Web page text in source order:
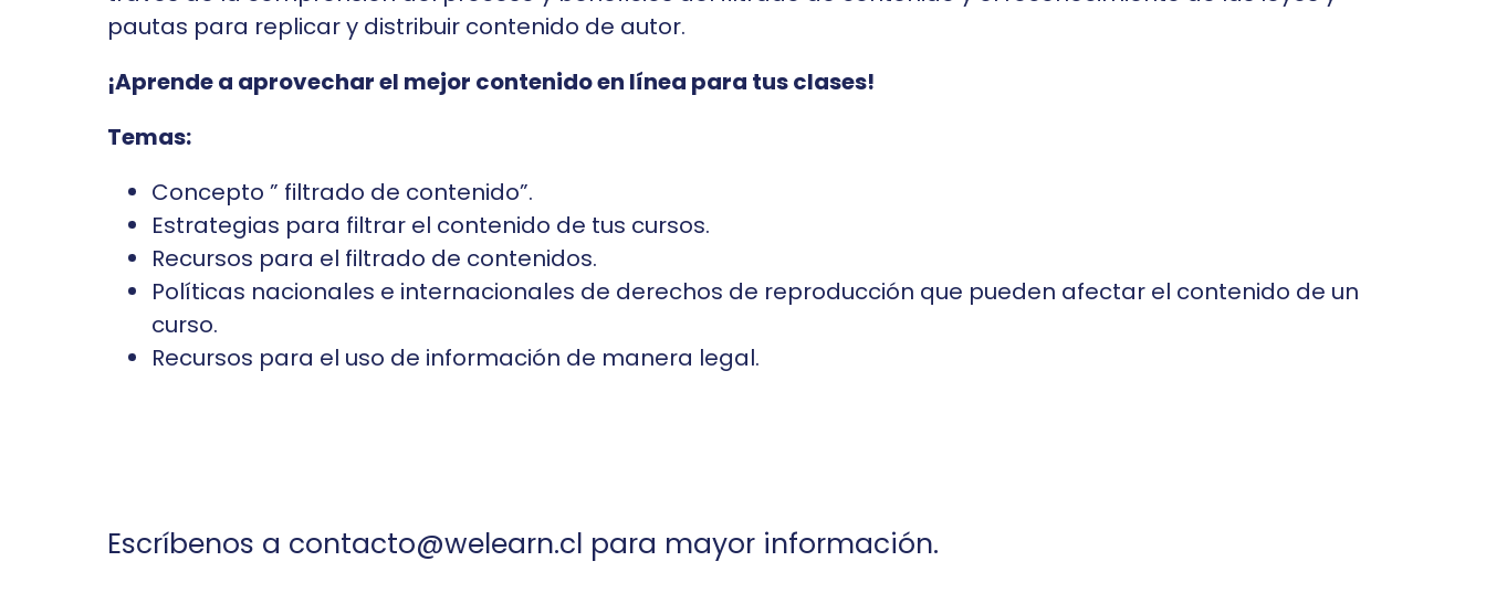
pautas para replicar y distribuir contenido de autor.
¡Aprende a aprovechar el mejor contenido en línea para tus clases!
Temas:
Concepto ” filtrado de contenido”.
Estrategias para filtrar el contenido de tus cursos.
Recursos para el filtrado de contenidos.
Políticas nacionales e internacionales de derechos de reproducción que pueden afectar el contenido de un
curso.
Recursos para el uso de información de manera legal.
Escríbenos a contacto@welearn.cl para mayor información.